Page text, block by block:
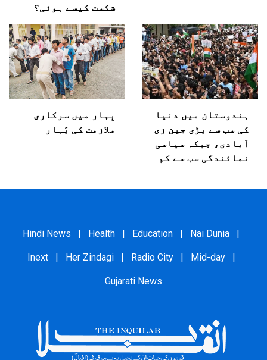
شکست کیسے ہوئی؟
ہندوستان میں دنیا
کی سب سے بڑی جین زی
آبادی، جبکہ سیاسی
نمائندگی سب سے کم
بِہار میں سرکاری
ملازمت کی بَہار
Hindi News Health Education Nai Dunia
Inext Her Zindagi Radio City Mid-day
Gujarati News